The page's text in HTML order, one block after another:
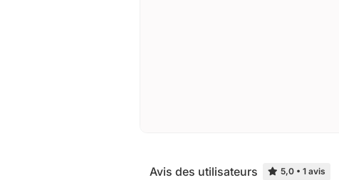
Avis des utilisateurs 5,0 • 1 avis